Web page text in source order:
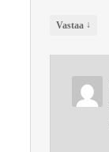
Vastaa ↓